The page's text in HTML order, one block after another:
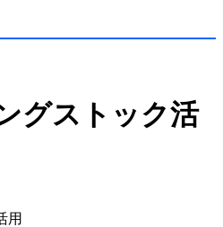
グストック活
用